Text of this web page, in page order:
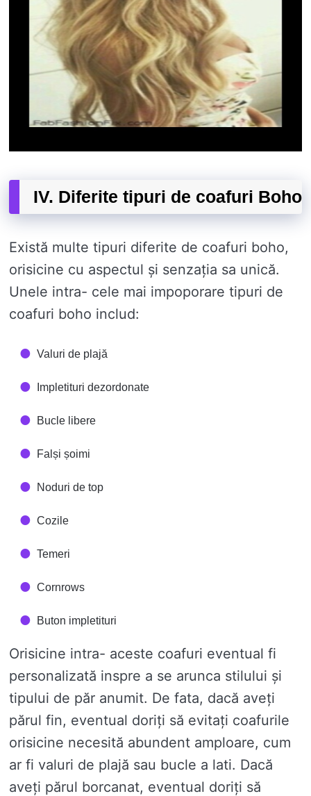
IV. Diferite tipuri de coafuri Boho
Există multe tipuri diferite de coafuri boho,
orisicine cu aspectul și senzația sa unică.
Unele intra- cele mai impoporare tipuri de
coafuri boho includ:
Valuri de plajă
Impletituri dezordonate
Bucle libere
Falși șoimi
Noduri de top
Cozile
Temeri
Cornrows
Buton impletituri
Orisicine intra- aceste coafuri eventual fi
personalizată inspre a se arunca stilului și
tipului de păr anumit. De fata, dacă aveți
părul fin, eventual doriți să evitați coafurile
orisicine necesită abundent amploare, cum
ar fi valuri de plajă sau bucle a lati. Dacă
aveți părul borcanat, eventual doriți să